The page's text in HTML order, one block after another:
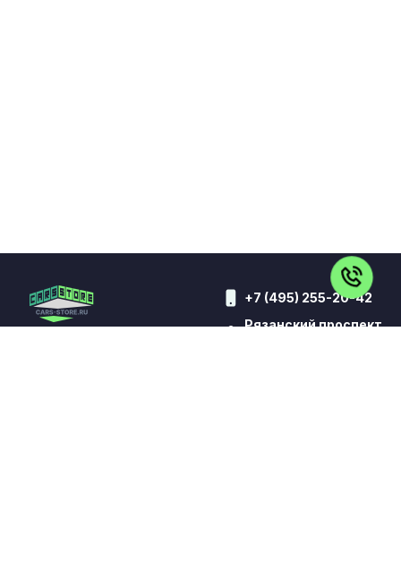
+7 (495) 255-20-42
Рязанский проспект